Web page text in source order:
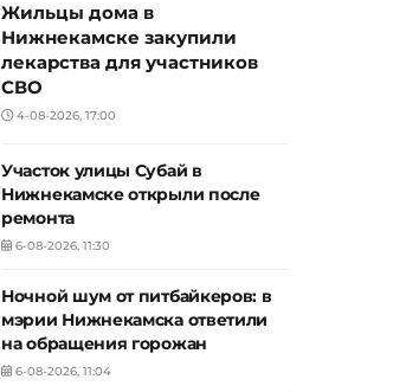
Жильцы дома в
Нижнекамске закупили
лекарства для участников
СВО
4-08-2026, 17:00
Участок улицы Субай в
Нижнекамске открыли после
ремонта
6-08-2026, 11:30
Ночной шум от питбайкеров: в
мэрии Нижнекамска ответили
на обращения горожан
6-08-2026, 11:04